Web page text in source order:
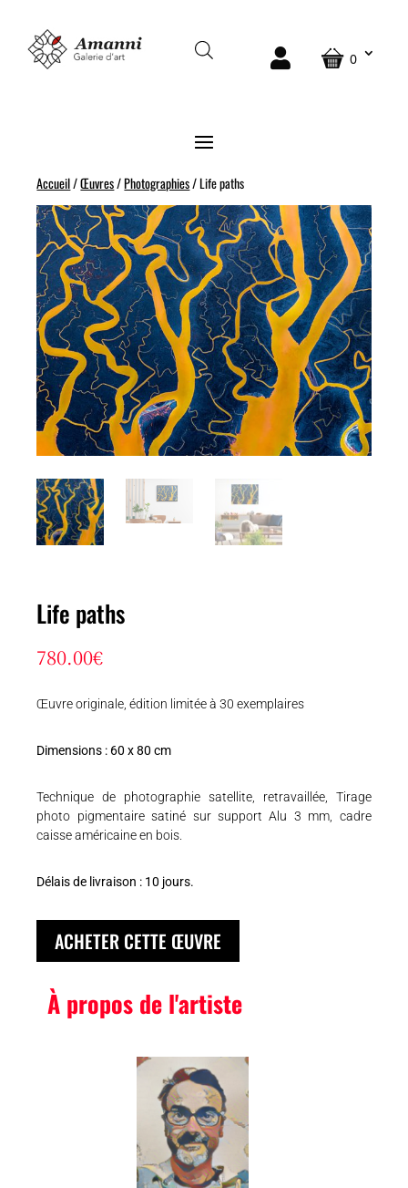
0
Accueil/Œuvres/Photographies/ Life paths
Life paths
780.00€
Œuvre originale, édition limitée à 30 exemplaires
Dimensions : 60 x 80 cm
Technique de photographie satellite, retravaillée, Tirage
photo pigmentaire satiné sur support Alu 3 mm, cadre
caisse américaine en bois.
Délais de livraison : 10 jours.
ACHETER CETTE ŒUVRE
À propos de l'artiste